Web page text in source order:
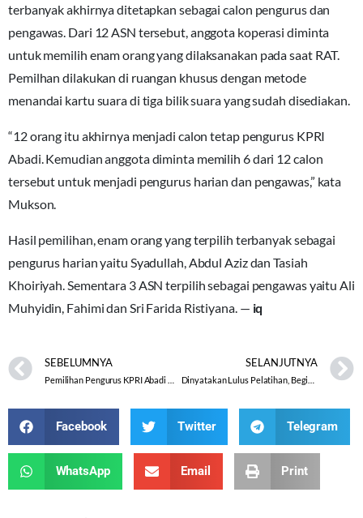
terbanyak akhirnya ditetapkan sebagai calon pengurus dan
pengawas. Dari 12 ASN tersebut, anggota koperasi diminta
untuk memilih enam orang yang dilaksanakan pada saat RAT.
Pemilhan dilakukan di ruangan khusus dengan metode
menandai kartu suara di tiga bilik suara yang sudah disediakan.
“12 orang itu akhirnya menjadi calon tetap pengurus KPRI
Abadi. Kemudian anggota diminta memilih 6 dari 12 calon
tersebut untuk menjadi pengurus harian dan pengawas,” kata
Mukson.
Hasil pemilihan, enam orang yang terpilih terbanyak sebagai
pengurus harian yaitu Syadullah, Abdul Aziz dan Tasiah
Khoiriyah. Sementara 3 ASN terpilih sebagai pengawas yaitu Ali
Muhyidin, Fahimi dan Sri Farida Ristiyana. — iq
SEBELUMNYA SELANJUTNYA
Facebook Twitter Telegram
WhatsApp Email Print